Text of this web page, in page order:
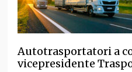
Autotrasportatori a
vicepresidente